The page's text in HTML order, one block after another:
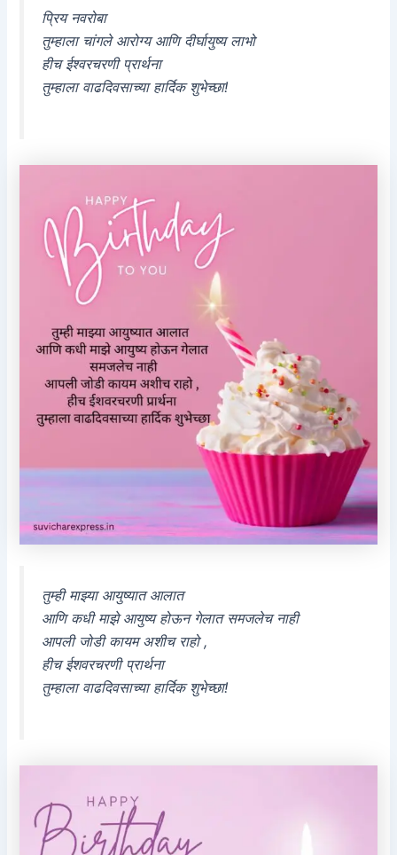
प्रिय नवरोबा
तुम्हाला चांगले आरोग्य आणि दीर्घायुष्य लाभो
हीच ईश्वरचरणी प्रार्थना
तुम्हाला वाढदिवसाच्या हार्दिक शुभेच्छा!
तुम्ही माझ्या आयुष्यात आलात
आणि कधी माझे आयुष्य होऊन गेलात समजलेच नाही
आपली जोडी कायम अशीच राहो ,
हीच ईशवरचरणी प्रार्थना
तुम्हाला वाढदिवसाच्या हार्दिक शुभेच्छा!